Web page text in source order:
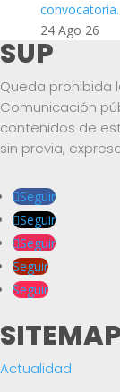
convocatoria.
24 Ago 26
SUP
Queda prohibida
Comunicación
contenidos de
sin previa,
Seguir
Seguir
Seguir
Seguir
Seguir
SITEMAP
Actualidad